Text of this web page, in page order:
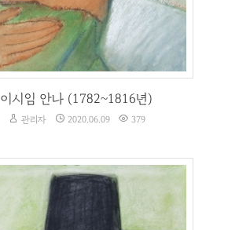
이시임 안나 (1782~1816년)
관리자 2020.06.09 379